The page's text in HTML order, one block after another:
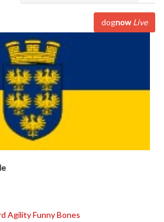
dognow Live
Agility Funny Bones